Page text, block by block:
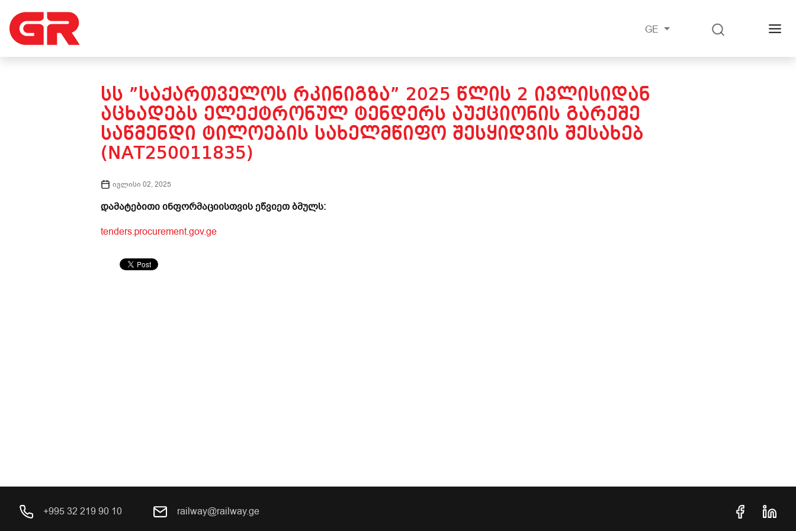
GE
ᲡᲡ ”ᲡᲐᲥᲐᲠᲗᲕᲔᲚᲝᲡ ᲠᲙᲘᲜᲘᲒᲖᲐ” 2025 ᲬᲚᲘᲡ 2 ᲘᲕᲚᲘᲡᲘᲓᲐᲜ
ᲐᲪᲮᲐᲓᲔᲑᲡ ᲔᲚᲔᲥᲢᲠᲝᲜᲣᲚ ᲢᲔᲜᲓᲔᲠᲡ ᲐᲣᲥᲪᲘᲝᲜᲘᲡ ᲒᲐᲠᲔᲨᲔ
ᲡᲐᲬᲛᲔᲜᲓᲘ ᲢᲘᲚᲝᲔᲑᲘᲡ ᲡᲐᲮᲔᲚᲛᲬᲘᲤᲝ ᲨᲔᲡᲧᲘᲓᲕᲘᲡ ᲨᲔᲡᲐᲮᲔᲑ
(NAT250011835)
ივლისი 02, 2025
დამატებითი ინფორმაციისთვის ეწვიეთ ბმულს:
tenders.procurement.gov.ge
+995 32 219 90 10 railway@railway.ge